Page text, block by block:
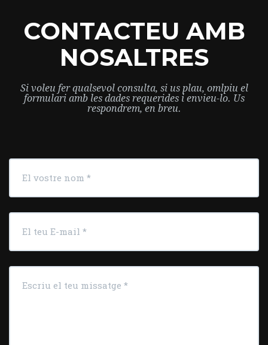
CONTACTEU AMB
NOSALTRES
Si voleu fer qualsevol consulta, si us plau, omlpiu el
formulari amb les dades requerides i envieu-lo. Us
respondrem, en breu.